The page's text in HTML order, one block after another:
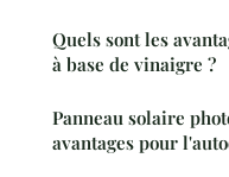
Quels sont les
à base de vinaigre ?
Panneau solaire
avantages pour